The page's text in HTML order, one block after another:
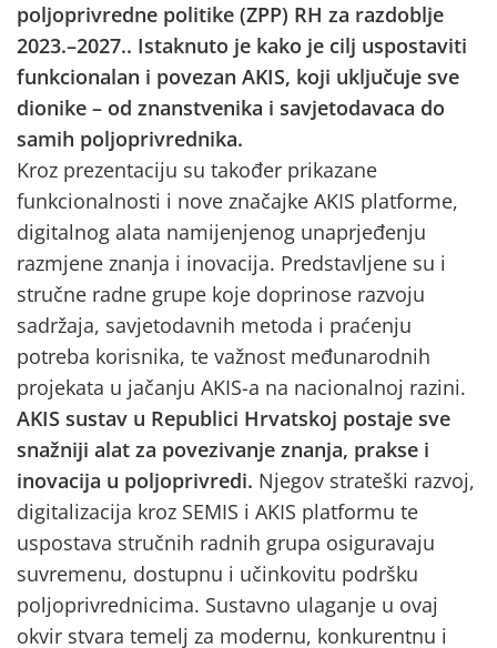
poljoprivredne politike (ZPP) RH za razdoblje
2023.–2027.. Istaknuto je kako je cilj uspostaviti
funkcionalan i povezan AKIS, koji uključuje sve
dionike – od znanstvenika i savjetodavaca do
samih poljoprivrednika.
Kroz prezentaciju su također prikazane
funkcionalnosti i nove značajke AKIS platforme,
digitalnog alata namijenjenog unaprjeđenju
razmjene znanja i inovacija. Predstavljene su i
stručne radne grupe koje doprinose razvoju
sadržaja, savjetodavnih metoda i praćenju
potreba korisnika, te važnost međunarodnih
projekata u jačanju AKIS-a na nacionalnoj razini.
AKIS sustav u Republici Hrvatskoj postaje sve
snažniji alat za povezivanje znanja, prakse i
inovacija u poljoprivredi. Njegov strateški razvoj,
digitalizacija kroz SEMIS i AKIS platformu te
uspostava stručnih radnih grupa osiguravaju
suvremenu, dostupnu i učinkovitu podršku
poljoprivrednicima. Sustavno ulaganje u ovaj
okvir stvara temelj za modernu, konkurentnu i